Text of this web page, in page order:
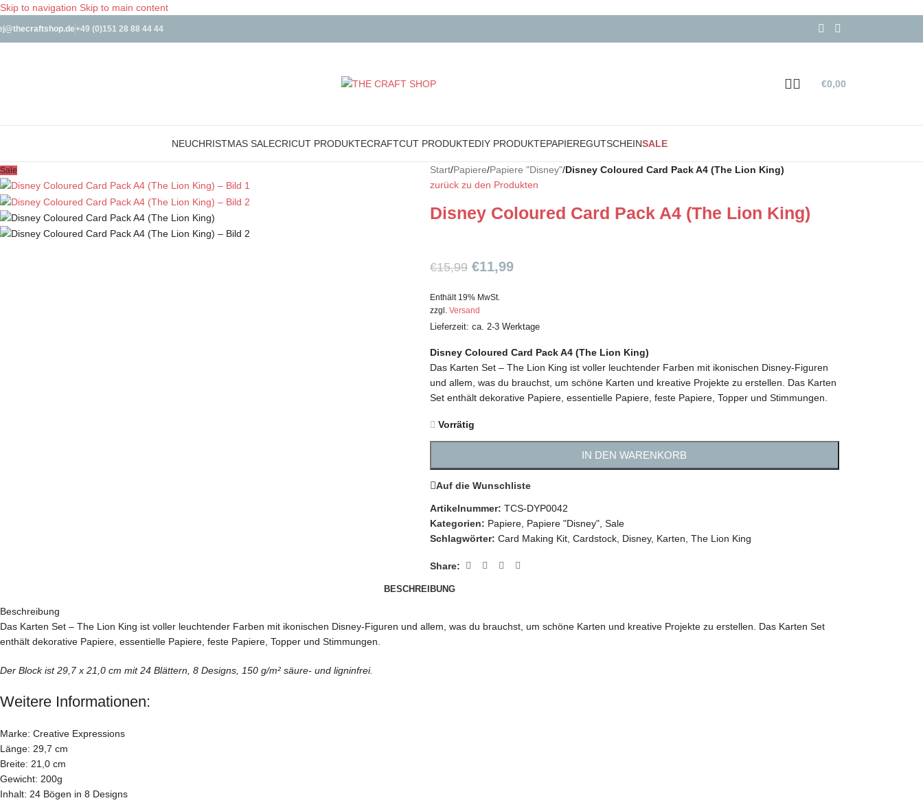
Skip to navigation Skip to main content
+49 (0)151 28 88 44 44
€0,00
NEUCHRISTMAS SALECRICUT PRODUKTECRAFTCUT PRODUKTEDIY PRODUKTEPAPIEREGUTSCHEINSALE
Sale Start/Papiere/Papiere "Disney"/Disney Coloured Card Pack A4 (The Lion King)
zurück zu den Produkten
Disney Coloured Card Pack A4 (The Lion King)
€15,99 €11,99
Enthält 19% MwSt.
zzgl. Versand
Lieferzeit: ca. 2-3 Werktage
Disney Coloured Card Pack A4 (The Lion King)
Das Karten Set – The Lion King ist voller leuchtender Farben mit ikonischen Disney-Figuren
und allem, was du brauchst, um schöne Karten und kreative Projekte zu erstellen. Das Karten
Set enthält dekorative Papiere, essentielle Papiere, feste Papiere, Topper und Stimmungen.
Vorrätig
IN DEN WARENKORB
Auf die Wunschliste
Artikelnummer: TCS-DYP0042
Kategorien: Papiere, Papiere "Disney", Sale
Schlagwörter: Card Making Kit, Cardstock, Disney, Karten The Lion King
Share:
BESCHREIBUNG
Beschreibung
Das Karten Set – The Lion King ist voller leuchtender Farben mit ikonischen Disney-Figuren und allem, was du brauchst, um schöne Karten und kreative Projekte zu erstellen. Das Karten Set
enthält dekorative Papiere, essentielle Papiere, feste Papiere, Topper und Stimmungen.
Der Block ist 29,7 x 21,0 cm mit 24 ​​Blättern, 8 Designs, 150 g/m² säure- und ligninfrei.
Weitere Informationen:
Marke: Creative Expressions
Länge: 29,7 cm
Breite: 21,0 cm
Gewicht: 200g
Inhalt: 24 Bögen in 8 Designs